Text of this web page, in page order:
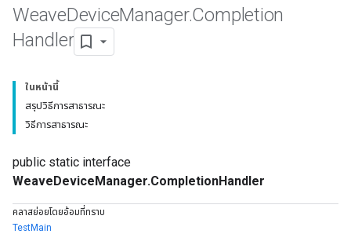
WeaveDeviceManager.Completion
Handler
ในหน้านี้
สรุปวิธีการสาธารณะ
วิธีการสาธารณะ
public static interface
WeaveDeviceManager.CompletionHandler
คลาสย่อยโดยอ้อมที่ทราบ
TestMain